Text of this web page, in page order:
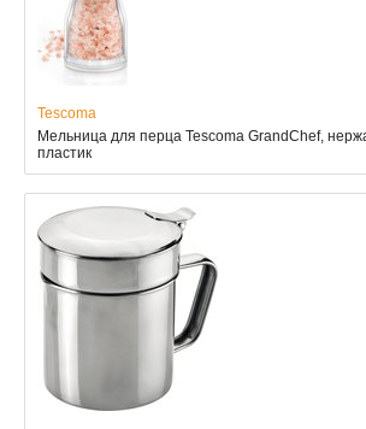
Tescoma
Мельница для перца Tescoma GrandChef,
пластик